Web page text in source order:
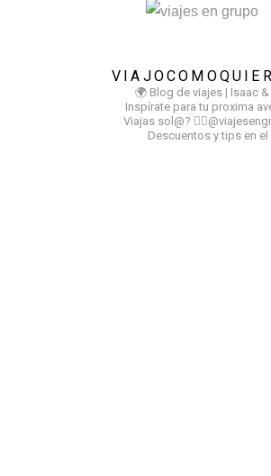
🌍 Blog de viajes | Isaac &
Inspírate para tu proxima
Viajas sol@?
Descuentos y tips en el